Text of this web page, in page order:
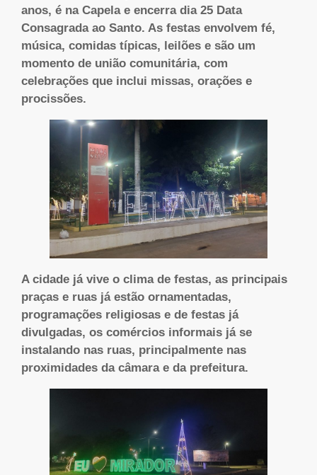
anos, é na Capela e encerra dia 25 Data
Consagrada ao Santo. As festas envolvem fé,
música, comidas típicas, leilões e são um
momento de união comunitária, com
celebrações que inclui missas, orações e
procissões.
A cidade já vive o clima de festas, as principais
praças e ruas já estão ornamentadas,
programações religiosas e de festas já
divulgadas, os comércios informais já se
instalando nas ruas, principalmente nas
proximidades da câmara e da prefeitura.